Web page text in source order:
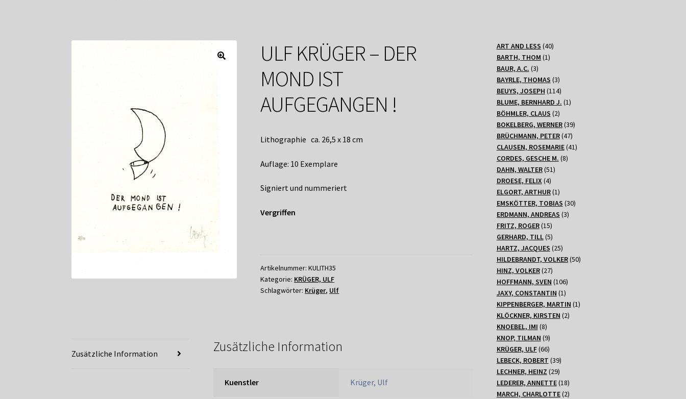
ULF KRÜGER – DER
MOND IST
AUFGEGANGEN !
Lithographie ca. 26,5 x 18 cm
Auflage: 10 Exemplare
Signiert und nummeriert
Vergriffen
Artikelnummer:KULITH35
Kategorie: KRÜGER, ULF
Schlagwörter: Krüger, Ulf
Zusätzliche Information Zusätzliche Information
Kuenstler Krüger, Ulf
ART AND LESS 4040
BARTH, THOM 11
BAUR, A.C. 33
Produkte
BAYRLE, THOMAS 33
Produkte
BEUYS, JOSEPH 114114
Produkte
BLUME, BERNHARD J. 11
BÖHMLER, CLAUS 22
Produkte
BOKELBERG, WERNER 3939
BRÜCHMANN, PETER 4747
Produkte
CLAUSEN, ROSEMARIE 4141
CORDES, GESCHE M. 88
DAHN, WALTER 5151
DROESE, FELIX 44
Produkte
ELGORT, ARTHUR 11
Produkt
EMSKÖTTER, TOBIAS 3030
ERDMANN, ANDREAS 33
FRITZ, ROGER 1515
Produkte
GERHARD, TILL 55
Produkte
HARTZ, JACQUES 2525
Produkte
HILDEBRANDT, VOLKER 5050
HINZ, VOLKER 2727
Produkte
HOFFMANN, SVEN 106106
Produkte
JAXY, CONSTANTIN 11
Produkt
KIPPENBERGER, MARTIN 11
KLÖCKNER, KIRSTEN 22
KNOEBEL, IMI 88
Produkte
KNOP, TILMAN 99
Produkte
KRÜGER, ULF 6666
Produkte
LEBECK, ROBERT 3939
Produkte
LECHNER, HEINZ 2929
Produkte
LEDERER, ANNETTE 1818
Produkte
MARCH, CHARLOTTE 22